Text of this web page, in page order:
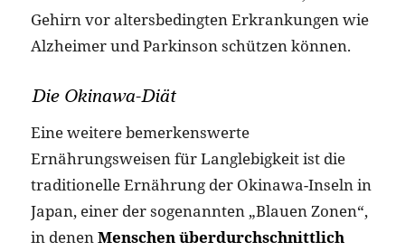
Gehirn vor altersbedingten Erkrankungen wie
Alzheimer und Parkinson schützen können.
Die Okinawa-Diät
Eine weitere bemerkenswerte
Ernährungsweisen für Langlebigkeit ist die
traditionelle Ernährung der Okinawa-Inseln in
Japan, einer der sogenannten „Blauen Zonen“,
in denen Menschen überdurchschnittlich